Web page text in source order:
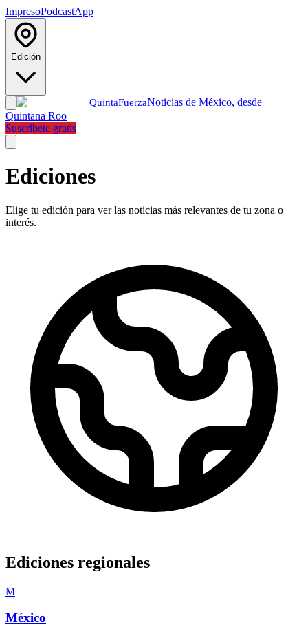
ImpresoPodcastApp
Edición
QuintaFuerzaNoticias de México, desde
Quintana Roo
Suscríbete gratis
Ediciones
Elige tu edición para ver las noticias más relevantes de tu zona o
interés.
Ediciones regionales
M
México